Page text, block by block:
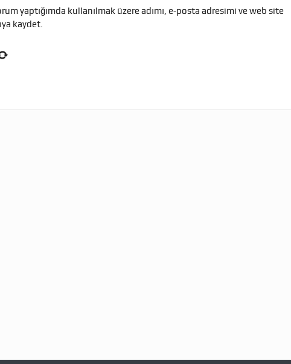
yaptığımda kullanılmak üzere adımı, e-posta adresimi ve web site
kaydet.